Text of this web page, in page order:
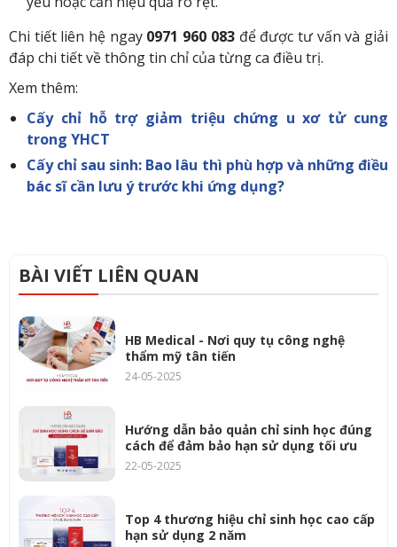
Chi tiết liên hệ ngay 0971 960 083để được tư vấn và giải
đáp chi tiết về thông tin chỉ của từng ca điều trị.
Xem thêm:
Cấy chỉ hỗ trợ giảm triệu chứng u xơ tử cung
trong YHCT
Cấy chỉ sau sinh: Bao lâu thì phù hợp và những điều
bác sĩ cần lưu ý trước khi ứng dụng?
BÀI VIẾT LIÊN QUAN
HB Medical - Nơi quy tụ công nghệ
thẩm mỹ tân tiến
24-05-2025
Hướng dẫn bảo quản chỉ sinh học đúng
cách để đảm bảo hạn sử dụng tối ưu
22-05-2025
Top 4 thương hiệu chỉ sinh học cao cấp
hạn sử dụng 2 năm